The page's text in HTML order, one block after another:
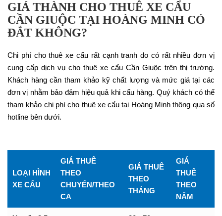
GIÁ THÀNH CHO THUÊ XE CẨU
CẦN GIUỘC TẠI HOÀNG MINH CÓ
ĐẮT KHÔNG?
Chi phí cho thuê xe cẩu rất cạnh tranh do có rất nhiều đơn vị
cung cấp dịch vụ cho thuê xe cẩu Cần Giuộc trên thị trường.
Khách hàng cần tham khảo kỹ chất lượng và mức giá tại các
đơn vị nhằm bảo đảm hiệu quả khi cẩu hàng. Quý khách có thể
tham khảo chi phí cho thuê xe cẩu tại Hoàng Minh thông qua số
hotline bên dưới.
LOẠI HÌNH
XE CẨU
GIÁ THUÊ
THEO
CHUYẾN/THEO
CA
GIÁ THUÊ
THEO
THÁNG
GIÁ
THUÊ
THEO
NĂM